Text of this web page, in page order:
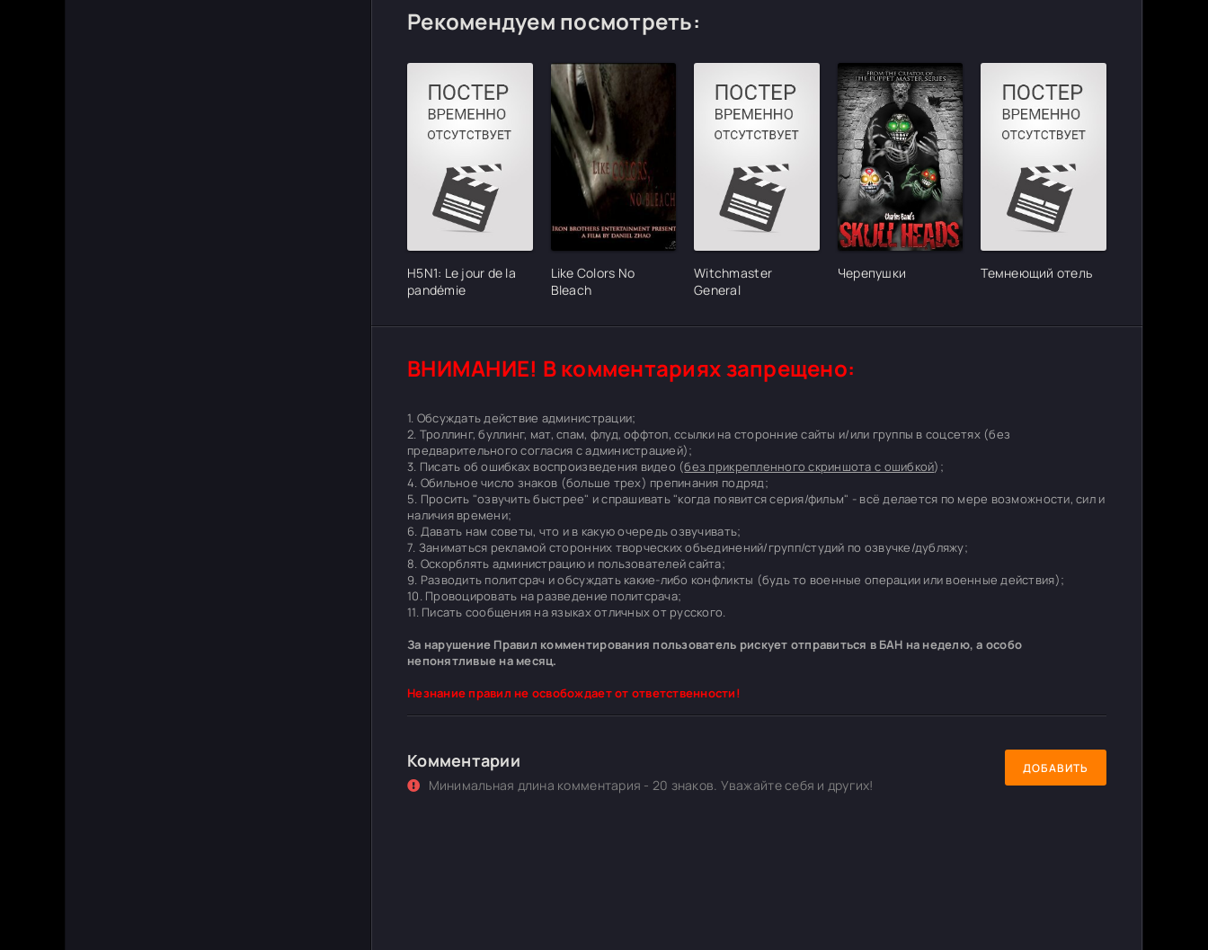
Рекомендуем посмотреть:
H5N1: Le jour de la
pandémie
Like Colors No
Bleach
Witchmaster
General
Черепушки Темнеющий отель
ВНИМАНИЕ! В комментариях запрещено:
1. Обсуждать действие администрации;
2. Троллинг, буллинг, мат, спам, флуд, оффтоп, ссылки на сторонние сайты и/или группы в соцсетях (без
предварительного согласия с администрацией);
3. Писать об ошибках воспроизведения видео (без прикрепленного скриншота с ошибкой);
4. Обильное число знаков (больше трех) препинания подряд;
5. Просить "озвучить быстрее" и спрашивать "когда появится серия/фильм" - всё делается по мере возможности, сил и
наличия времени;
6. Давать нам советы, что и в какую очередь озвучивать;
7. Заниматься рекламой сторонних творческих объединений/групп/студий по озвучке/дубляжу;
8. Оскорблять администрацию и пользователей сайта;
9. Разводить политсрач и обсуждать какие-либо конфликты (будь то военные операции или военные действия);
10. Провоцировать на разведение политсрача;
11. Писать сообщения на языках отличных от русского.
За нарушение Правил комментирования пользователь рискует отправиться в БАН на неделю, а особо
непонятливые на месяц.
Незнание правил не освобождает от ответственности!
Комментарии
Минимальная длина комментария - 20 знаков. Уважайте себя и других!
ДОБАВИТЬ